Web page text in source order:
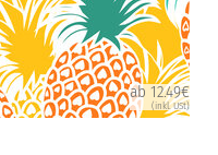
ab 12.49€
(inkl. USt)